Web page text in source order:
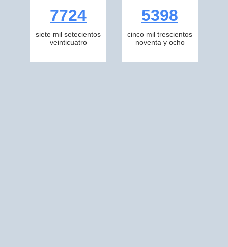
7724
siete mil setecientos
veinticuatro
5398
cinco mil trescientos
noventa y ocho